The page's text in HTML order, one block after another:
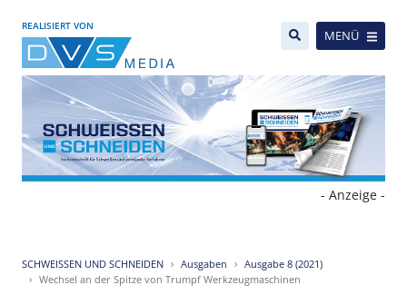
REALISIERT VON
MENÜ
- Anzeige -
SCHWEISSEN UND SCHNEIDEN Ausgaben
Ausgabe 8 (2021)
Wechsel an der Spitze von Trumpf Werkzeugmaschinen